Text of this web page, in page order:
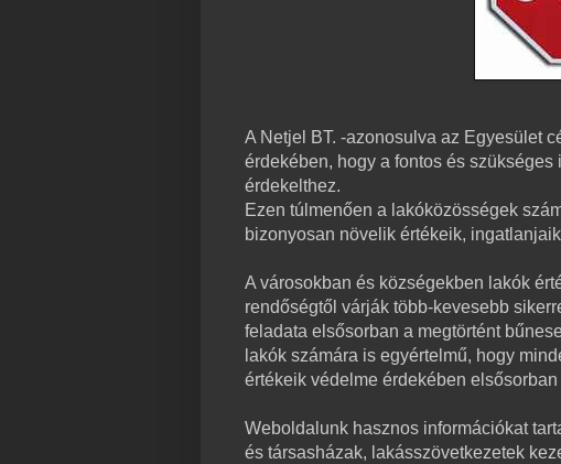
A Netjel BT. -azonosulva az Egyesület
érdekében, hogy a fontos és
érdekelthez.
Ezen túlmenően a lakóközösségek
bizonyosan növelik értékeik,
A városokban és községekben lakók
rendőségtől várják több-kevesebb
feladata elsősorban a megtörtént
lakók számára is egyértelmű, hogy
értékeik védelme érdekében
Weboldalunk hasznos információkat
és társasházak, lakásszövetkezetek